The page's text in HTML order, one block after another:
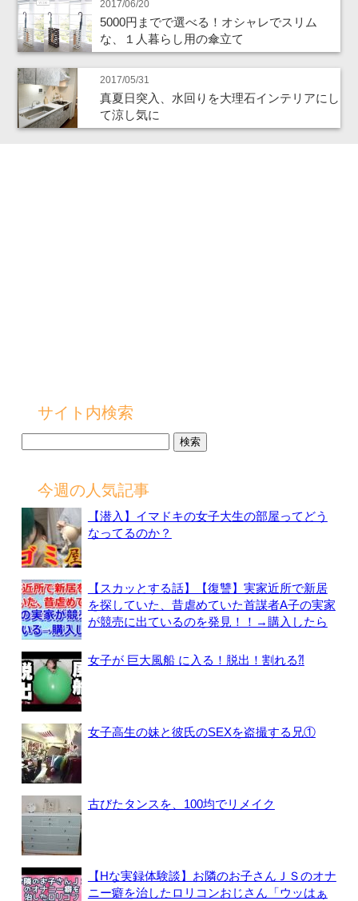
2017/06/20
5000円までで選べる！オシャレでスリム
な、１人暮らし用の傘立て
2017/05/31
真夏日突入、水回りを大理石インテリアにし
て涼し気に
サイト内検索
今週の人気記事
【潜入】イマドキの女子大生の部屋ってどう
なってるのか？
【スカッとする話】【復讐】実家近所で新居
を探していた、昔虐めていた首謀者A子の実家
が競売に出ているのを発見！！→購入したら
女子が 巨大風船 に入る！脱出！割れる⁈
女子高生の妹と彼氏のSEXを盗撮する兄①
古びたタンスを、100均でリメイク
【Hな実録体験談】お隣のお子さんＪＳのオナ
ニー癖を治したロリコンおじさん「ウッはぁ